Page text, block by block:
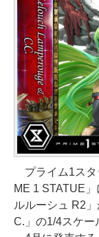
プライム1スタ
ME 1 STATUE
ルルーシュ R2
C.」の1/4スケー